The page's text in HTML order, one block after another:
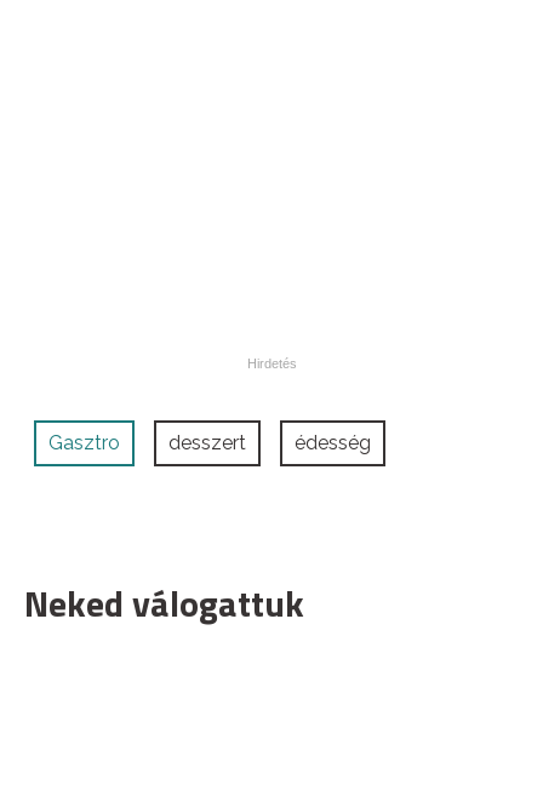
Gasztro desszert édesség
Neked válogattuk